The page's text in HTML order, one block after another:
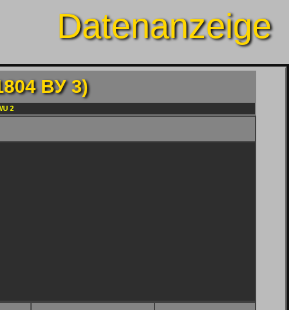
Datenanzeige
BУ 3)
2